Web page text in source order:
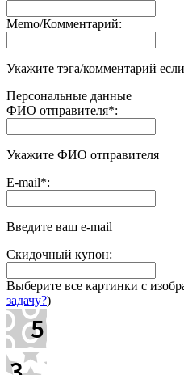
Memo/Комментарий:
Укажите тэга/комментарий
Персональные данные
ФИО отправителя*:
Укажите ФИО отправителя
E-mail*:
Введите ваш e-mail
Скидочный купон:
Выберите все картинки с
задачу?)